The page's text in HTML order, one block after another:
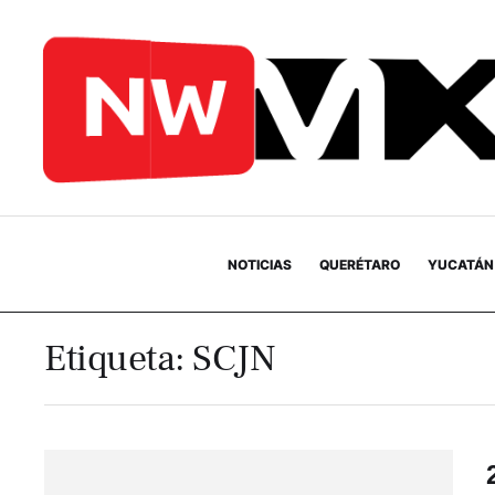
NOTICIAS QUERÉTARO YUCATÁN
Etiqueta: SCJN